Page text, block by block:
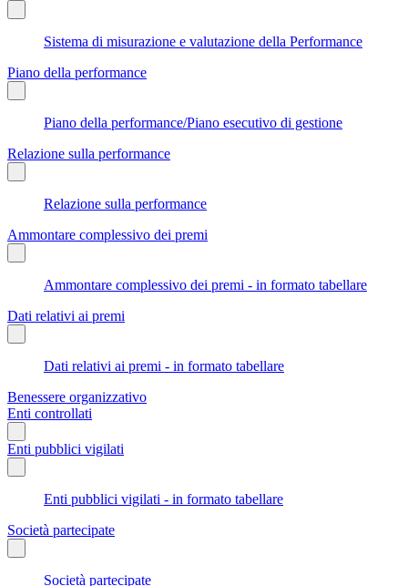
Sistema di misurazione e valutazione della Performance
Piano della performance
Piano della performance/Piano esecutivo di gestione
Relazione sulla performance
Relazione sulla performance
Ammontare complessivo dei premi
Ammontare complessivo dei premi - in formato tabellare
Dati relativi ai premi
Dati relativi ai premi - in formato tabellare
Benessere organizzativo
Enti controllati
Enti pubblici vigilati
Enti pubblici vigilati - in formato tabellare
Società partecipate
Società partecipate